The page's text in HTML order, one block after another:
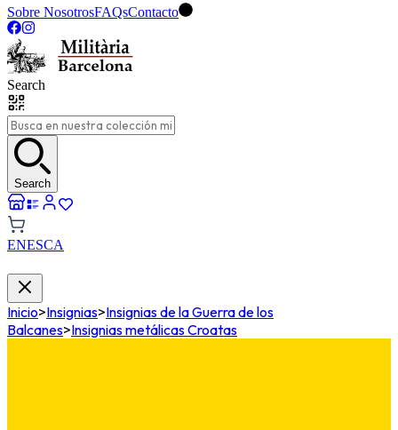
Sobre NosotrosFAQsContacto
Search
Search
ENESCA
Inicio>Insignias>Insignias de la Guerra de los
Balcanes>Insignias metálicas Croatas